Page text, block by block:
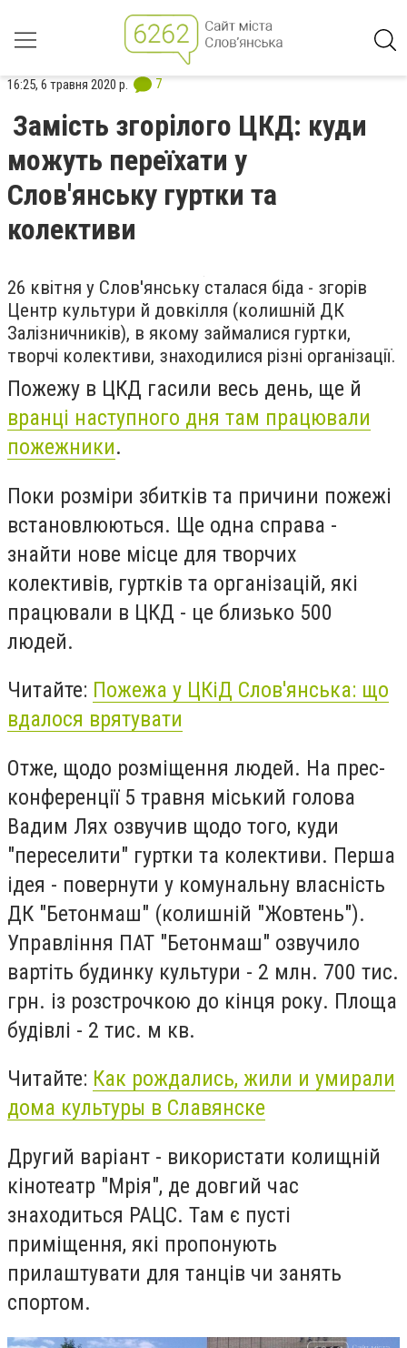
16:25, 6 травня 2020 р. 7
Замість згорілого ЦКД: куди
можуть переїхати у
Слов'янську гуртки та
колективи
26 квітня у Слов'янську сталася біда - згорів
Центр культури й довкілля (колишній ДК
Залізничників), в якому займалися гуртки,
творчі колективи, знаходилися різні організації.
Пожежу в ЦКД гасили весь день, ще й
вранці наступного дня там працювали
пожежники.
Поки розміри збитків та причини пожежі
встановлюються. Ще одна справа -
знайти нове місце для творчих
колективів, гуртків та організацій, які
працювали в ЦКД - це близько 500
людей.
Читайте: Пожежа у ЦКіД Слов'янська: що
вдалося врятувати
Отже, щодо розміщення людей. На прес-
конференції 5 травня міський голова
Вадим Лях озвучив щодо того, куди
"переселити" гуртки та колективи. Перша
ідея - повернути у комунальну власність
ДК "Бетонмаш" (колишній "Жовтень").
Управління ПАТ "Бетонмаш" озвучило
вартіть будинку культури - 2 млн. 700 тис.
грн. із розстрочкою до кінця року. Площа
будівлі - 2 тис. м кв.
Читайте: Как рождались, жили и умирали
дома культуры в Славянске
Другий варіант - використати колищній
кінотеатр "Мрія", де довгий час
знаходиться РАЦС. Там є пусті
приміщення, які пропонують
прилаштувати для танців чи занять
спортом.